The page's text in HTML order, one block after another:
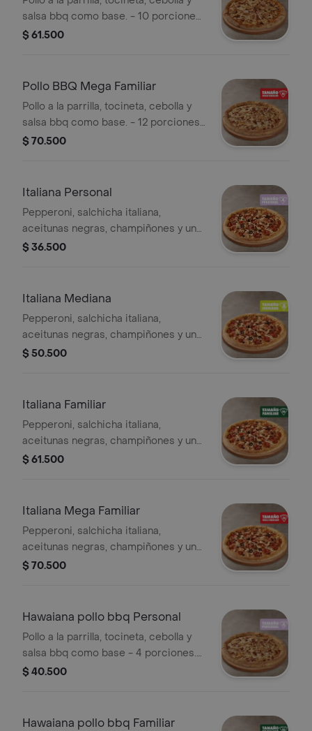
salsa bbq como base. - 10 porciones.
Incluye Salsa de Ajo, Sazonador
$ 61.500
Pollo BBQ Mega Familiar
Pollo a la parrilla, tocineta, cebolla y
salsa bbq como base. - 12 porciones.
Incluye Salsa de Ajo, Sazonador
$ 70.500
Italiana Personal
Pepperoni, salchicha italiana,
aceitunas negras, champiñones y un
toque de orégano - 4 porciones.
$ 36.500
Italiana Mediana
Pepperoni, salchicha italiana,
aceitunas negras, champiñones y un
toque de orégano. - 8 porciones.
$ 50.500
Italiana Familiar
Pepperoni, salchicha italiana,
aceitunas negras, champiñones y un
toque de orégano. - 10 porciones.
$ 61.500
Italiana Mega Familiar
Pepperoni, salchicha italiana,
aceitunas negras, champiñones y un
toque de orégano. - 12 porciones.
$ 70.500
Hawaiana pollo bbq Personal
Pollo a la parrilla, tocineta, cebolla y
salsa bbq como base - 4 porciones.
Incluye Salsa de Ajo, Sazonador
$ 40.500
Hawaiana pollo bbq Familiar